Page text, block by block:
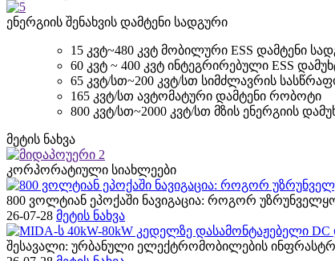
ენერგიის შენახვის დამტენი სადგური
15 კვტ~480 კვტ მობილური ESS დამტენი
60 კვტ ~ 400 კვტ ინტეგრირებული ESS
65 კვტ/სთ~200 კვტ/სთ სიმძლავრის
165 კვტ/სთ ავტომატური დამტენი რობოტი
800 კვტ/სთ~2000 კვტ/სთ მზის ენერგიის
მეტის ნახვა
კორპორატიული სიახლეები
800 ვოლტიან ეპოქაში ნავიგაცია: როგორ
26-07-28 მეტის ნახვა
შესავალი: ურბანული ელექტრომობილების